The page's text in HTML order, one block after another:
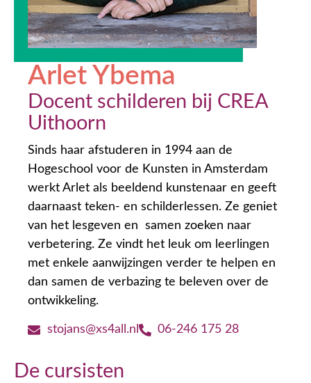
Arlet Ybema
Docent schilderen bij CREA
Uithoorn
Sinds haar afstuderen in 1994 aan de
Hogeschool voor de Kunsten in Amsterdam
werkt Arlet als beeldend kunstenaar en geeft
daarnaast teken- en schilderlessen. Ze geniet
van het lesgeven en samen zoeken naar
verbetering. Ze vindt het leuk om leerlingen
met enkele aanwijzingen verder te helpen en
dan samen de verbazing te beleven over de
ontwikkeling.
stojans@xs4all.nl 06-246 175 28
De cursisten